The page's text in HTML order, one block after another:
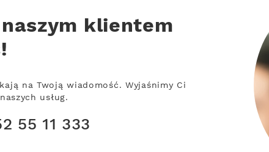
klientem
na Twoją wiadomość. Wyjaśnimy Ci
usług.
55 11 333